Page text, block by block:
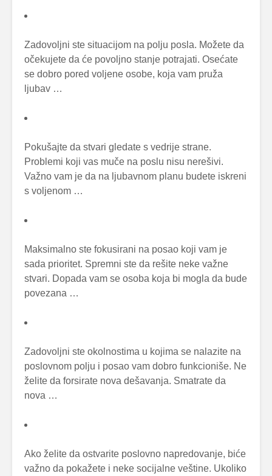
Zadovoljni ste situacijom na polju posla. Možete da
očekujete da će povoljno stanje potrajati. Osećate
se dobro pored voljene osobe, koja vam pruža
ljubav …
Pokušajte da stvari gledate s vedrije strane.
Problemi koji vas muče na poslu nisu nerešivi.
Važno vam je da na ljubavnom planu budete iskreni
s voljenom …
Maksimalno ste fokusirani na posao koji vam je
sada prioritet. Spremni ste da rešite neke važne
stvari. Dopada vam se osoba koja bi mogla da bude
povezana …
Zadovoljni ste okolnostima u kojima se nalazite na
poslovnom polju i posao vam dobro funkcioniše. Ne
želite da forsirate nova dešavanja. Smatrate da
nova …
Ako želite da ostvarite poslovno napredovanje, biće
važno da pokažete i neke socijalne veštine. Ukoliko